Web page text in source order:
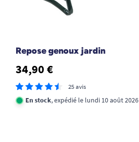
Repose genoux jardin
34,90 €
25 avis
En stock, expédié le lundi 10 août 2026